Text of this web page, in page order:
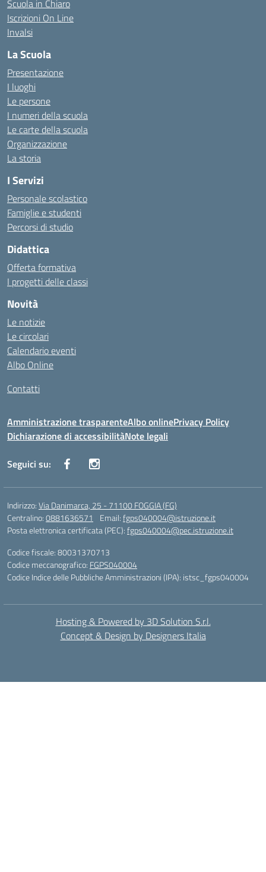
Scuola in Chiaro
Iscrizioni On Line
Invalsi
La Scuola
Presentazione
I luoghi
Le persone
I numeri della scuola
Le carte della scuola
Organizzazione
La storia
I Servizi
Personale scolastico
Famiglie e studenti
Percorsi di studio
Didattica
Offerta formativa
I progetti delle classi
Novità
Le notizie
Le circolari
Calendario eventi
Albo Online
Contatti
Amministrazione trasparenteAlbo onlinePrivacy Policy
Dichiarazione di accessibilitàNote legali
Seguici su:
Indirizzo:Via Danimarca, 25 - 71100 FOGGIA (FG)
Centralino:0881636571 Email:fgps040004@istruzione.it
Posta elettronica certificata (PEC):fgps040004@pec.istruzione.it
Codice fiscale: 80031370713
Codice meccanografico: FGPS040004
Codice Indice delle Pubbliche Amministrazioni (IPA): istsc_fgps040004
Hosting & Powered by 3D Solution S.r.l.
Concept & Design by Designers Italia